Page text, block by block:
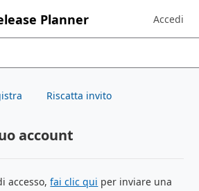
Planner Sign in to
Accedi
Riscatta invito
account
accesso,fai clic qui per inviare una